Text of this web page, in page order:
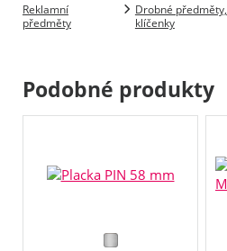
Reklamní
předměty
Drobné předměty,
klíčenky
Podobné produkty